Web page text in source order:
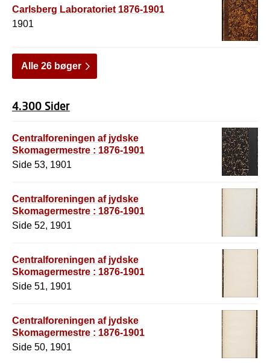
Carlsberg Laboratoriet 1876-1901
1901
Alle 26 bøger
4.300 Sider
Centralforeningen af jydske
Skomagermestre : 1876-1901
Side 53, 1901
Centralforeningen af jydske
Skomagermestre : 1876-1901
Side 52, 1901
Centralforeningen af jydske
Skomagermestre : 1876-1901
Side 51, 1901
Centralforeningen af jydske
Skomagermestre : 1876-1901
Side 50, 1901